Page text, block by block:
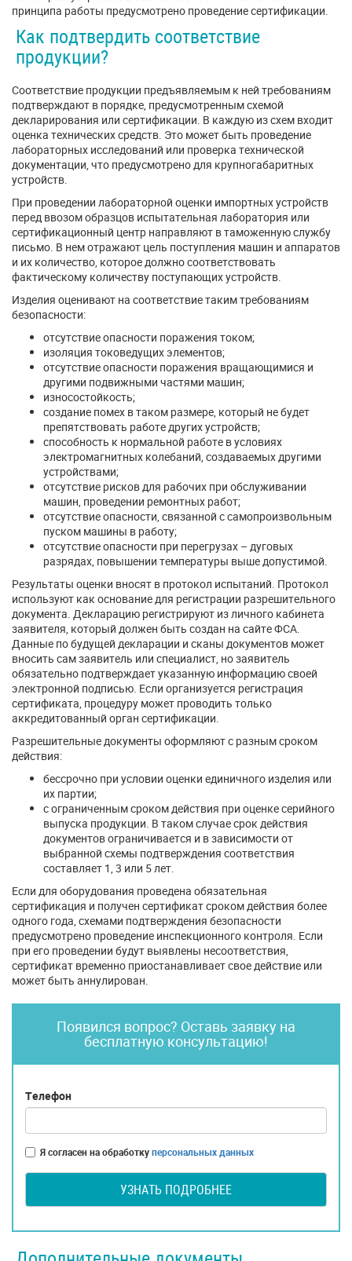
принципа работы предусмотрено проведение сертификации.
Как подтвердить соответствие
продукции?
Соответствие продукции предъявляемым к ней требованиям
подтверждают в порядке, предусмотренным схемой
декларирования или сертификации. В каждую из схем входит
оценка технических средств. Это может быть проведение
лабораторных исследований или проверка технической
документации, что предусмотрено для крупногабаритных
устройств.
При проведении лабораторной оценки импортных устройств
перед ввозом образцов испытательная лаборатория или
сертификационный центр направляют в таможенную службу
письмо. В нем отражают цель поступления машин и аппаратов
и их количество, которое должно соответствовать
фактическому количеству поступающих устройств.
Изделия оценивают на соответствие таким требованиям
безопасности:
отсутствие опасности поражения током;
изоляция токоведущих элементов;
отсутствие опасности поражения вращающимися и
другими подвижными частями машин;
износостойкость;
создание помех в таком размере, который не будет
препятствовать работе других устройств;
способность к нормальной работе в условиях
электромагнитных колебаний, создаваемых другими
устройствами;
отсутствие рисков для рабочих при обслуживании
машин, проведении ремонтных работ;
отсутствие опасности, связанной с самопроизвольным
пуском машины в работу;
отсутствие опасности при перегрузах – дуговых
разрядах, повышении температуры выше допустимой.
Результаты оценки вносят в протокол испытаний. Протокол
используют как основание для регистрации разрешительного
документа. Декларацию регистрируют из личного кабинета
заявителя, который должен быть создан на сайте ФСА.
Данные по будущей декларации и сканы документов может
вносить сам заявитель или специалист, но заявитель
обязательно подтверждает указанную информацию своей
электронной подписью. Если организуется регистрация
сертификата, процедуру может проводить только
аккредитованный орган сертификации.
Разрешительные документы оформляют с разным сроком
действия:
бессрочно при условии оценки единичного изделия или
их партии;
с ограниченным сроком действия при оценке серийного
выпуска продукции. В таком случае срок действия
документов ограничивается и в зависимости от
выбранной схемы подтверждения соответствия
составляет 1, 3 или 5 лет.
Если для оборудования проведена обязательная
сертификация и получен сертификат сроком действия более
одного года, схемами подтверждения безопасности
предусмотрено проведение инспекционного контроля. Если
при его проведении будут выявлены несоответствия,
сертификат временно приостанавливает свое действие или
может быть аннулирован.
Появился вопрос? Оставь заявку на
бесплатную консультацию!
Телефон
Я согласен на обработкуперсональных данных
УЗНАТЬ ПОДРОБНЕЕ